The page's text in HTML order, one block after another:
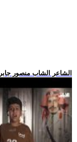
.. الشاعر الشاب منصور